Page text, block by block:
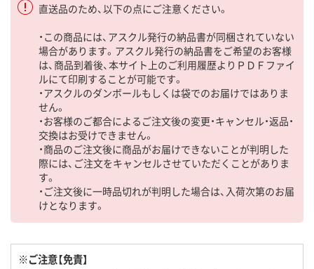
直送品のため、以下の点にご注意ください。
・この商品には、アスクル発行の納品書が同梱されていない
場合があります。アスクル発行の納品書をご希望のお客様
は、商品到着後、本サイト上のご利用履歴よりＰＤＦファイ
ルにて印刷することが可能です。
・アスクルのダンボールもしくは袋でのお届けではありま
せん。
・お客様のご都合によるご注文後の変更・キャンセル・返品・
交換はお受けできません。
・商品のご注文後に商品がお届けできないことが判明した
際には、ご注文をキャンセルさせていただくことがありま
す。
・ご注文後に一時品切れが判明した場合は、入荷次第のお届
けとなります。
※ご注意【免責】